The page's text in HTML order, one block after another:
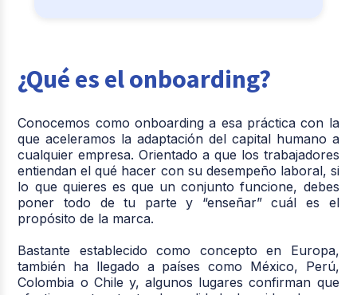
¿Qué es el onboarding?
Conocemos como onboarding a esa práctica con la
que aceleramos la adaptación del capital humano a
cualquier empresa. Orientado a que los trabajadores
entiendan el qué hacer con su desempeño laboral, si
lo que quieres es que un conjunto funcione, debes
poner todo de tu parte y “enseñar” cuál es el
propósito de la marca.
Bastante establecido como concepto en Europa,
también ha llegado a países como México, Perú,
Colombia o Chile y, algunos lugares confirman que